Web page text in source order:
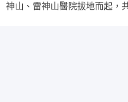
神山、雷神山醫院拔地而起，